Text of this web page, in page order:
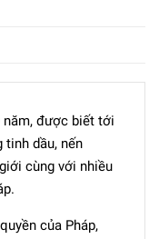
năm, được biết tới
tinh dầu, nến
cùng với nhiều
của Pháp,